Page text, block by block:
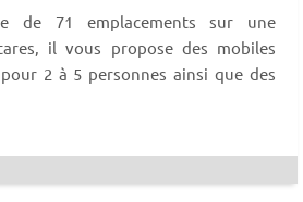
de 71 emplacements sur une
il vous propose des mobiles
2 à 5 personnes ainsi que des